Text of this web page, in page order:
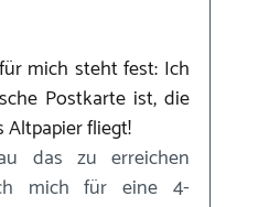
mich steht fest: Ich
Postkarte ist, die
fliegt!
das zu erreichen
mich für eine 4-